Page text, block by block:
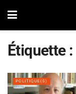
Étiquette :
POLITIQUE(S)